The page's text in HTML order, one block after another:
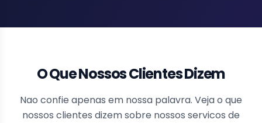
O Que Nossos Clientes Dizem
Nao confie apenas em nossa palavra. Veja o que
nossos clientes dizem sobre nossos servicos de